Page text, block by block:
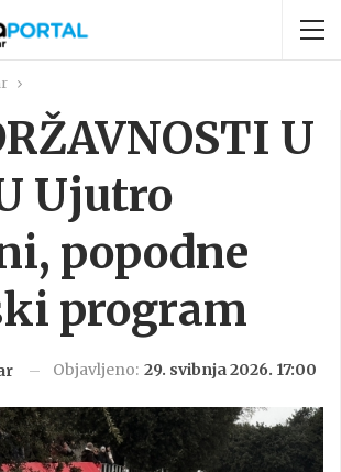
U
Ujutro
popodne
program
Objavljeno: 29. svibnja 2026. 17:00